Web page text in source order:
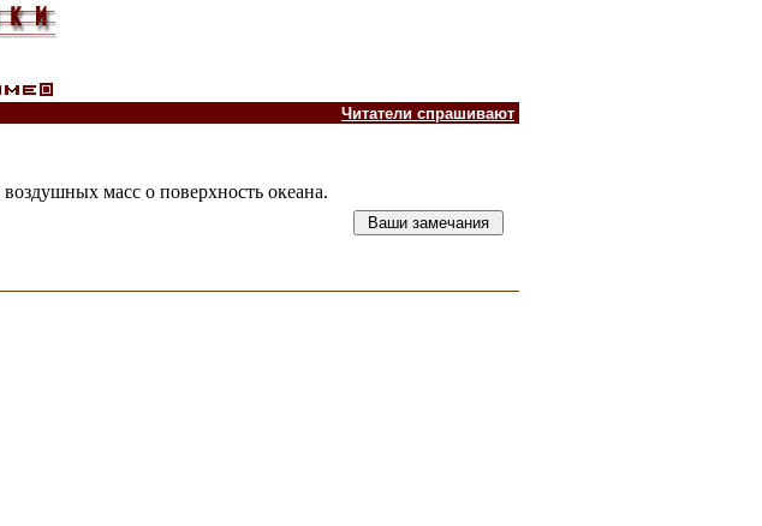
Читатели спрашивают
масс о поверхность океана.